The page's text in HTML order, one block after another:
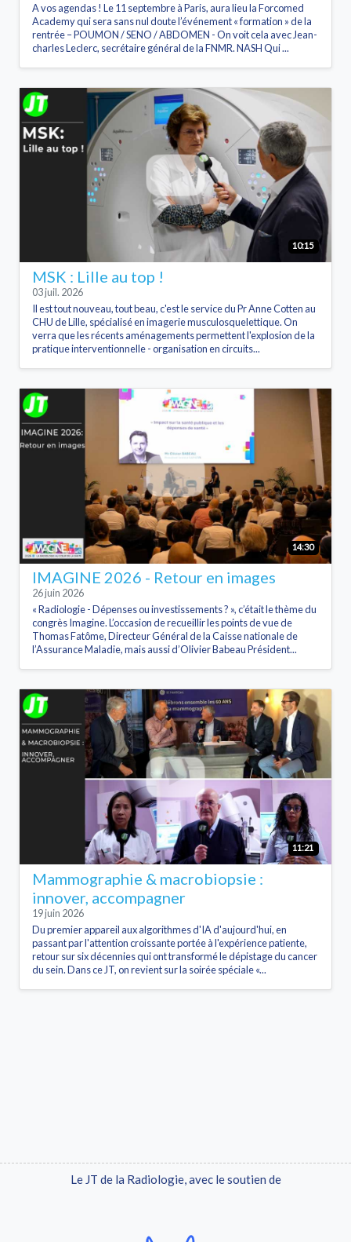
A vos agendas ! Le 11 septembre à Paris, aura lieu la Forcomed
Academy qui sera sans nul doute l’événement « formation » de la
rentrée – POUMON / SENO / ABDOMEN - On voit cela avec Jean-
charles Leclerc, secrétaire général de la FNMR. NASH Qui ...
10:15
MSK : Lille au top !
03 juil. 2026
Il est tout nouveau, tout beau, c'est le service du Pr Anne Cotten au
CHU de Lille, spécialisé en imagerie musculosquelettique. On
verra que les récents aménagements permettent l'explosion de la
pratique interventionnelle - organisation en circuits...
14:30
IMAGINE 2026 - Retour en images
26 juin 2026
« Radiologie - Dépenses ou investissements ? », c’était le thème du
congrès Imagine. L’occasion de recueillir les points de vue de
Thomas Fatôme, Directeur Général de la Caisse nationale de
l’Assurance Maladie, mais aussi d’Olivier Babeau Président...
11:21
Mammographie & macrobiopsie :
innover, accompagner
19 juin 2026
Du premier appareil aux algorithmes d'IA d'aujourd'hui, en
passant par l'attention croissante portée à l'expérience patiente,
retour sur six décennies qui ont transformé le dépistage du cancer
du sein. Dans ce JT, on revient sur la soirée spéciale «...
Le JT de la Radiologie, avec le soutien de